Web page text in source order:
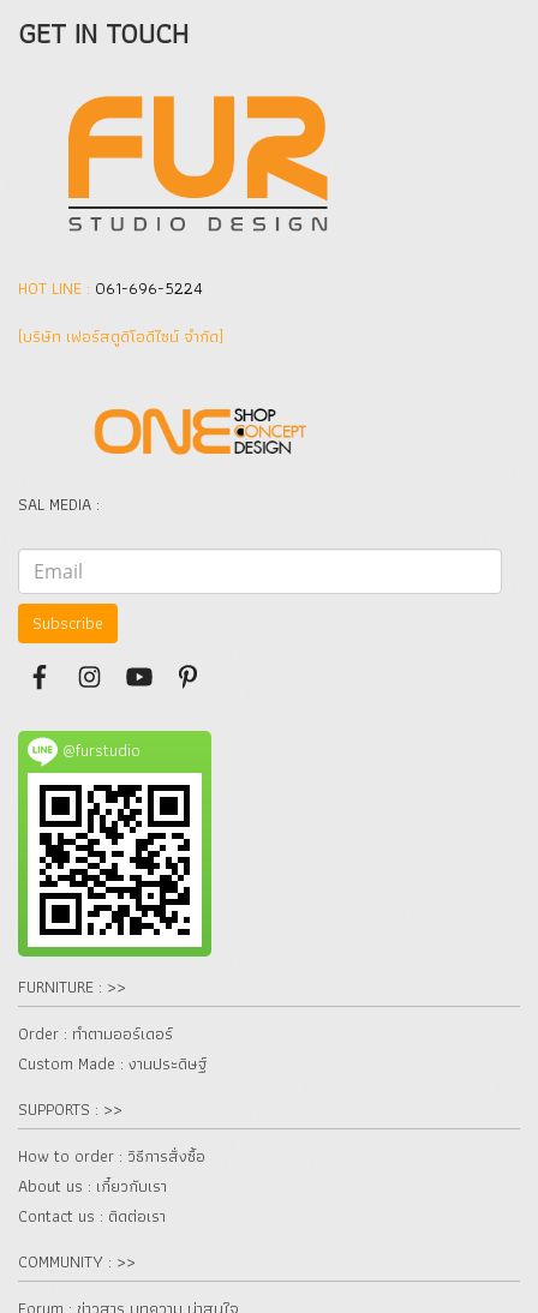
GET IN TOUCH
HOT LINE : 061-696-5224
(บริษัท เฟอร์สตูดิโอดีไซน์ จำกัด]
SAL MEDIA :
Subscribe
@furstudio
FURNITURE : >>
Order : ทำตามออร์เดอร์
Custom Made : งานประดิษฐ์
SUPPORTS : >>
How to order : วิธีการสั่งซื้อ
About us : เกี๋ยวกับเรา
Contact us : ติดต่อเรา
COMMUNITY : >>